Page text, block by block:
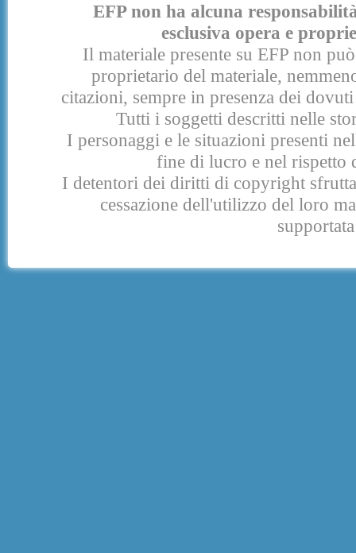
EFP non ha alcuna
esclusiva opera e
Il materiale presente su EFP non
proprietario del materiale,
citazioni, sempre in presenza dei
Tutti i soggetti descritti nelle
I personaggi e le situazioni presenti
fine di lucro e nel rispetto
I detentori dei diritti di copyright
cessazione dell'utilizzo del loro